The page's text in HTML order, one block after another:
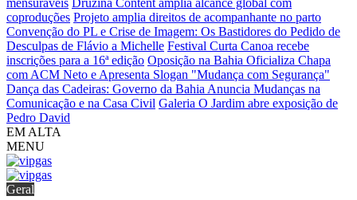
mensuráveis Druzina Content amplia alcance global com
coproduções Projeto amplia direitos de acompanhante no parto
Convenção do PL e Crise de Imagem: Os Bastidores do Pedido de
Desculpas de Flávio a Michelle Festival Curta Canoa recebe
inscrições para a 16ª edição Oposição na Bahia Oficializa Chapa
com ACM Neto e Apresenta Slogan "Mudança com Segurança"
Dança das Cadeiras: Governo da Bahia Anuncia Mudanças na
Comunicação e na Casa Civil Galeria O Jardim abre exposição de
Pedro David
EM ALTA
MENU
Geral